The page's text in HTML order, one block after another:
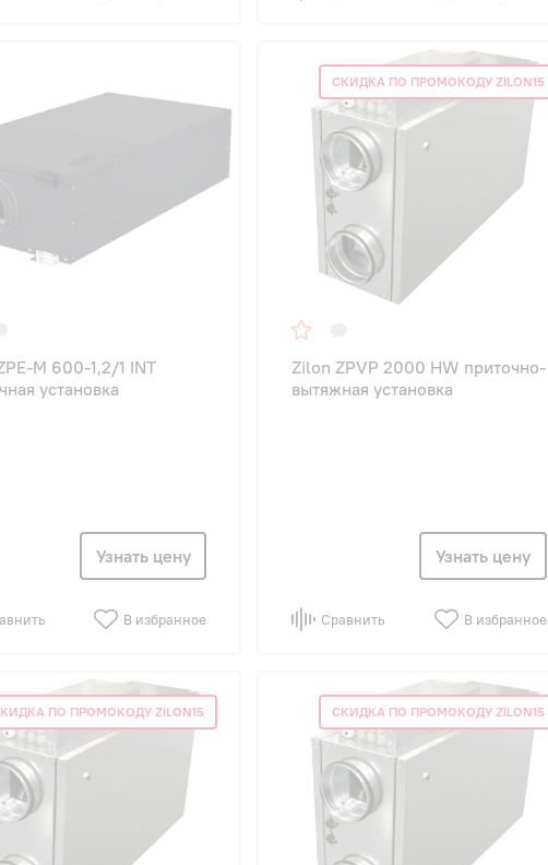
M 600-1,2/1 INT
установка
Узнать цену
В избранное
СКИДКА ПО ПРОМОКОДУ ZILON15
Zilon ZPVP 2000 HW приточно-
вытяжная установка
Узнать цену
Сравнить В избранное
ПО ПРОМОКОДУ ZILON15 СКИДКА ПО ПРОМОКОДУ ZILON15